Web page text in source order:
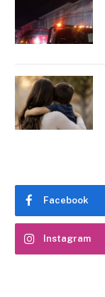
Facebook
Instagram